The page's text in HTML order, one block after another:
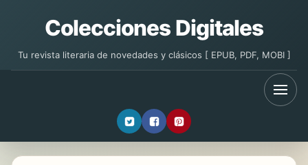
Colecciones Digitales
Tu revista literaria de novedades y clásicos [ EPUB, PDF, MOBI ]